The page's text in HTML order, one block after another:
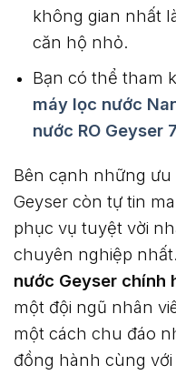
không gian nhất
căn hộ nhỏ.
Bạn có thể tham
máy lọc nước
nước RO Geyser
Bên cạnh những ưu
Geyser còn tự tin
phục vụ tuyệt vời
chuyên nghiệp
nước Geyser chính
một đội ngũ nhân
một cách chu đáo
đồng hành cùng